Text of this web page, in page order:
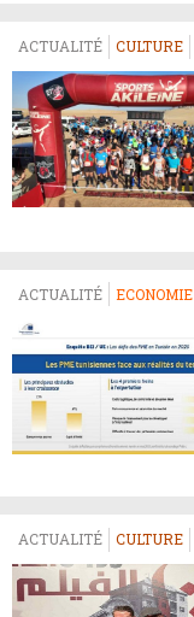
ACTUALITÉ CULTURE
ACTUALITÉ ECONOMIE
ACTUALITÉ CULTURE